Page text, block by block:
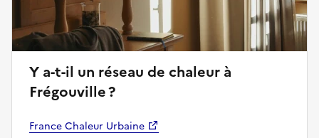
Y a-t-il un réseau de chaleur à
Frégouville ?
France Chaleur Urbaine